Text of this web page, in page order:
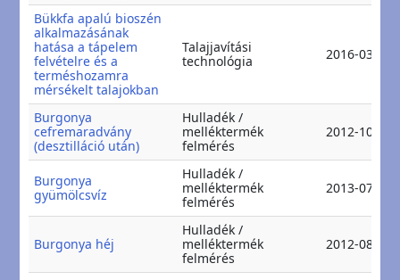
Bükkfa apalú bioszén
alkalmazásának
hatása a tápelem
felvételre és a
terméshozamra
mérsékelt talajokban
Talajjavítási
technológia
2016-03-31
Burgonya
cefremaradvány
(desztilláció után)
Hulladék /
melléktermék
felmérés
2012-10-30
Burgonya
gyümölcsvíz
Hulladék /
melléktermék
felmérés
2013-07-12
Burgonya héj
Hulladék /
melléktermék
felmérés
2012-08-20